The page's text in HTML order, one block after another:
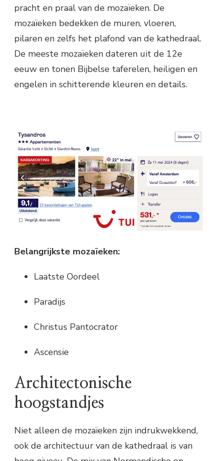
pracht en praal van de mozaïeken. De
mozaïeken bedekken de muren, vloeren,
pilaren en zelfs het plafond van de kathedraal.
De meeste mozaïeken dateren uit de 12e
eeuw en tonen Bijbelse taferelen, heiligen en
engelen in schitterende kleuren en details.
Belangrijkste mozaïeken:
Laatste Oordeel
Paradijs
Christus Pantocrator
Ascensie
Architectonische
hoogstandjes
Niet alleen de mozaïeken zijn indrukwekkend,
ook de architectuur van de kathedraal is van